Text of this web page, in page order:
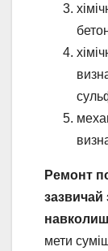
Ремонт
зазвичай
мети